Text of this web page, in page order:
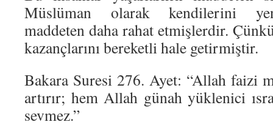
Müslüman olarak kendilerini
maddeten daha rahat etmişlerdir.
kazançlarını bereketli hale getirmiştir.
Bakara Suresi 276. Ayet: “Allah faizi
artırır; hem Allah günah yüklenici
sevmez.”